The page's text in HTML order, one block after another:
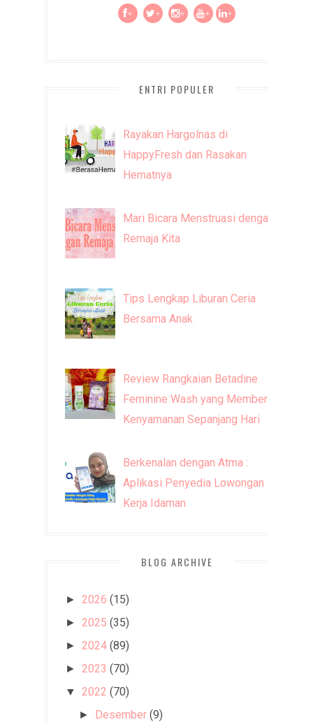
+ + + + +
ENTRI POPULER
Rayakan Hargolnas di
HappyFresh dan Rasakan
Hematnya
Mari Bicara Menstruasi dengan
Remaja Kita
Tips Lengkap Liburan Ceria
Bersama Anak
Review Rangkaian Betadine
Feminine Wash yang Memberi
Kenyamanan Sepanjang Hari
Berkenalan dengan Atma :
Aplikasi Penyedia Lowongan
Kerja Idaman
BLOG ARCHIVE
► 2026 (15)
► 2025 (35)
► 2024 (89)
► 2023 (70)
▼ 2022 (70)
► Desember (9)